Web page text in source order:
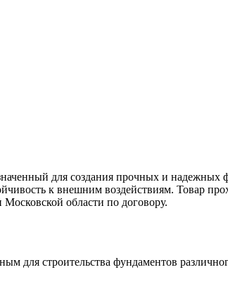
для создания прочных и надежных
к внешним воздействиям. Товар
области по договору.
строительства фундаментов